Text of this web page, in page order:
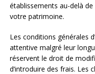
établissements au-delà de
votre patrimoine.
Les conditions générales
attentive malgré leur
réservent le droit de
d’introduire des frais. Les